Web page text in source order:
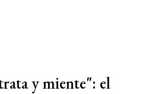
y miente": el